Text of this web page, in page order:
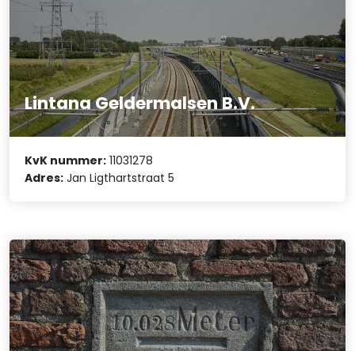
Lintana Geldermalsen B.V.
KvK nummer: 11031278
Adres: Jan Ligthartstraat 5